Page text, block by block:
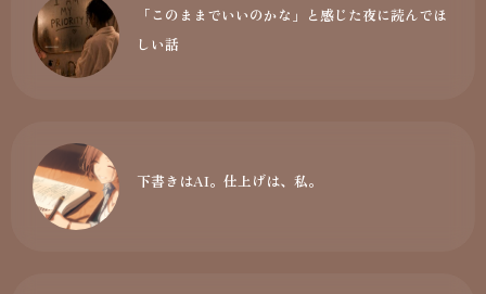
「このままでいいのかな」と感じた夜に読んでほ
しい話
下書きはAI。仕上げは、私。